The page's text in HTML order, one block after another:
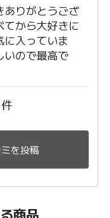
ありがとうござ
から大好きに
に入っていま
いので最高で
を投稿
商品